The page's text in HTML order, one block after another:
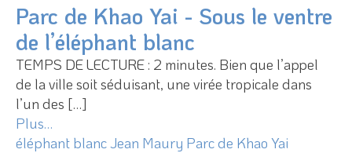
Parc de Khao Yai - Sous le ventre
de l’éléphant blanc
TEMPS DE LECTURE : 2 minutes. Bien que l’appel
de la ville soit séduisant, une virée tropicale dans
l’un des […]
Plus…
éléphant blancJean Maury Parc de Khao Yai